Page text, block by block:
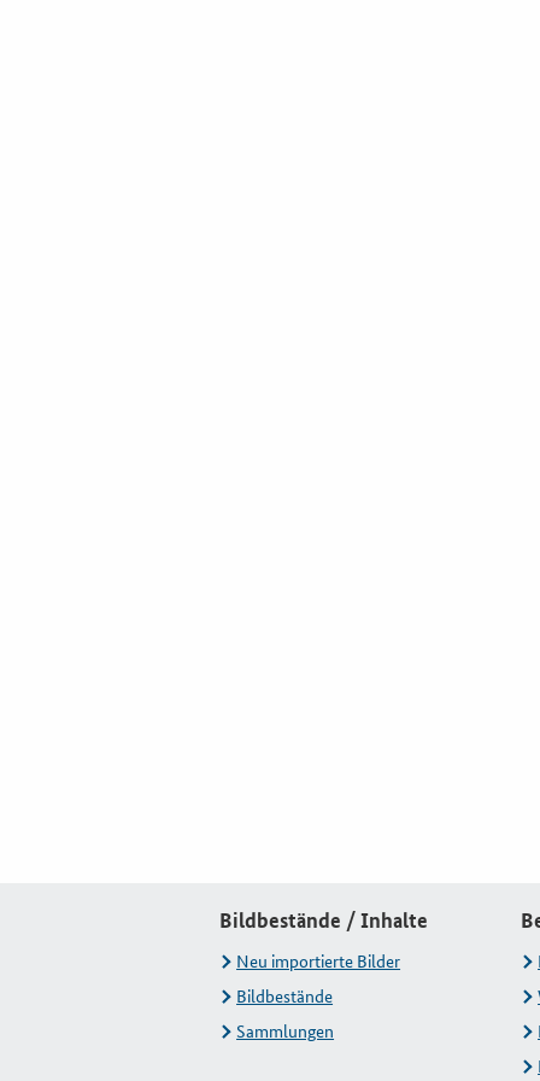
Bildbestände / Inhalte
Neu importierte Bilder
Bildbestände
Sammlungen